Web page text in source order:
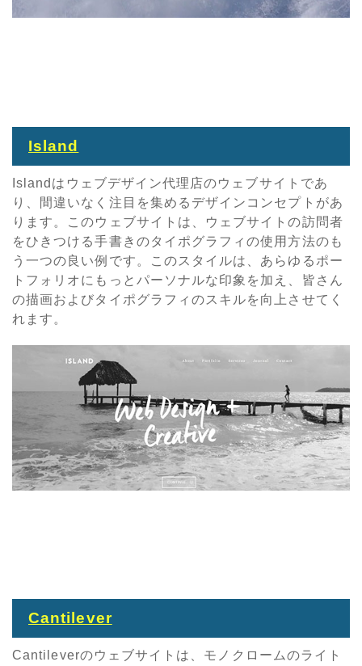
Island
Islandはウェブデザイン代理店のウェブサイトであ
り、間違いなく注目を集めるデザインコンセプトがあ
ります。このウェブサイトは、ウェブサイトの訪問者
をひきつける手書きのタイポグラフィの使用方法のも
う一つの良い例です。このスタイルは、あらゆるポー
トフォリオにもっとパーソナルな印象を加え、皆さん
の描画およびタイポグラフィのスキルを向上させてく
れます。
Cantilever
Cantileverのウェブサイトは、モノクロームのライト